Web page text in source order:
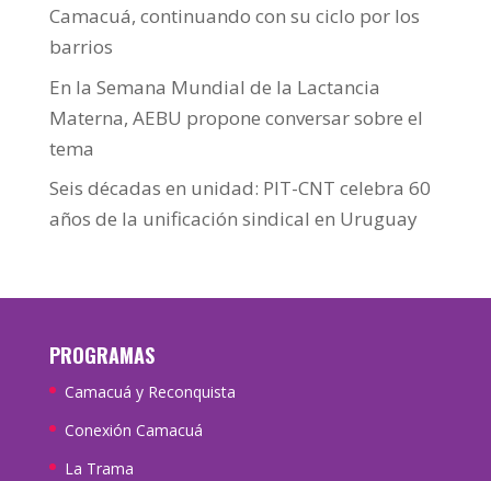
Camacuá, continuando con su ciclo por los
barrios
En la Semana Mundial de la Lactancia
Materna, AEBU propone conversar sobre el
tema
Seis décadas en unidad: PIT-CNT celebra 60
años de la unificación sindical en Uruguay
PROGRAMAS
Camacuá y Reconquista
Conexión Camacuá
La Trama